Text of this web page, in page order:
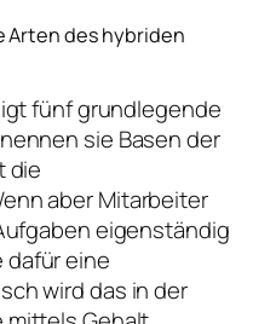
Arten des hybriden
fünf grundlegende
sie Basen der
die
aber Mitarbeiter
eigenständig
dafür eine
wird das in der